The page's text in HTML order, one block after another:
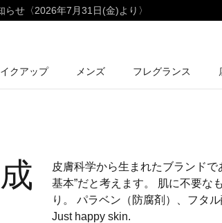
らせ〈2026年7月31日(金)より〉
イクアップ メンズ フレグランス
皮膚科学から生まれたブランド
基本”だと考えます。 肌に不要
り。 パラベン（防腐剤）、フタ
Just happy skin.